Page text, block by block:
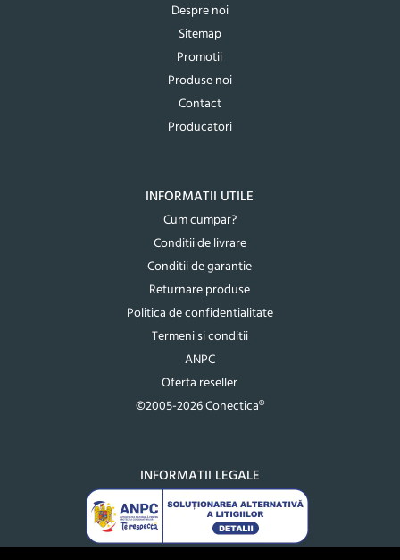
Despre noi
Sitemap
Promotii
Produse noi
Contact
Producatori
INFORMATII UTILE
Cum cumpar?
Conditii de livrare
Conditii de garantie
Returnare produse
Politica de confidentialitate
Termeni si conditii
ANPC
Oferta reseller
©2005-2026 Conectica®
INFORMATII LEGALE